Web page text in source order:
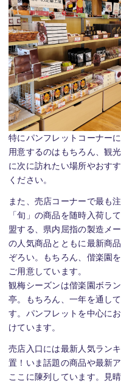
特にパンフレットコーナー
用意するのはもちろん、観
に次に訪れたい場所やおす
ください。
また、売店コーナーで最も
「旬」の商品を随時入荷し
盟する、県内屈指の製造メ
の人気商品とともに最新商
ぞろい。もちろん、偕楽園
ご用意しています。
観梅シーズンは偕楽園ボラ
亭。もちろん、一年を通し
す。パンフレットを中心に
けています。
売店入口には最新人気ラン
置！いま話題の商品や最新
ここに陳列しています。見